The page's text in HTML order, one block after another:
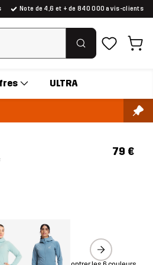
Note de 4,6 et + de 840 000 avis-clients
ULTRA
79 €